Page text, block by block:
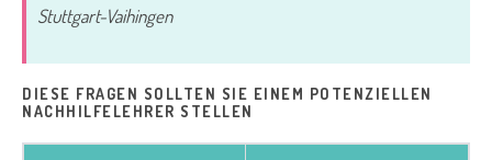
Stuttgart-Vaihingen
DIESE FRAGEN SOLLTEN SIE EINEM POTENZIELLEN
NACHHILFELEHRER STELLEN